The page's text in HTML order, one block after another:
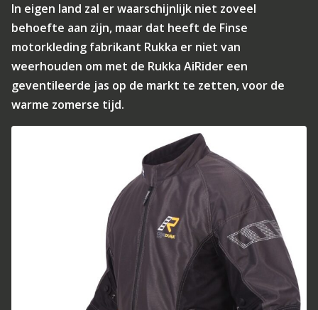
In eigen land zal er waarschijnlijk niet zoveel
behoefte aan zijn, maar dat heeft de Finse
motorkleding fabrikant Rukka er niet van
weerhouden om met de Rukka AiRider een
geventileerde jas op de markt te zetten, voor de
warme zomerse tijd.